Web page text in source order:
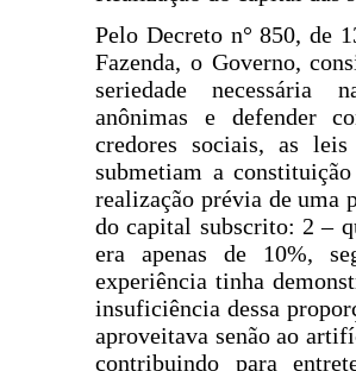
Pelo Decreto n° 850, de
Fazenda, o Governo,
seriedade necessária
anônimas e defender
credores sociais, as
submetiam a
realização prévia deuma
do capital subscrito: 2 –
era apenas de 10%,
experiência tinha
insuficiência dessa
aproveitava senão ao
contribuindo para